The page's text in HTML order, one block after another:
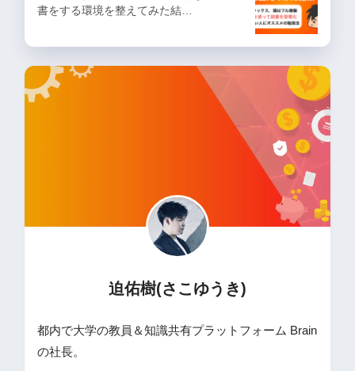
書をする環境を整えてみた結…
迫佑樹(さこゆうき)
都内で大学の教員＆知識共有プラットフォーム Brain
の社長。